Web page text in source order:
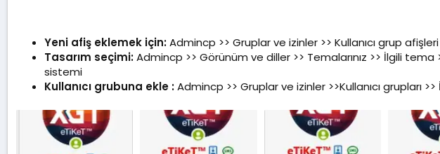
Yeni afiş eklemek için:Admincp >> Gruplar ve izinler >> Kullanıcı grup afişleri
Tasarım seçimi:Admincp >> Görünüm ve diller >> Temalarınız >> İlgili
sistemi
Kullanıcı grubuna ekle :Admincp >> Gruplar ve izinler >>Kullanıcı grupları